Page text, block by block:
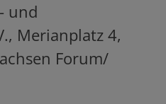
und
Merianplatz 4,
Forum/